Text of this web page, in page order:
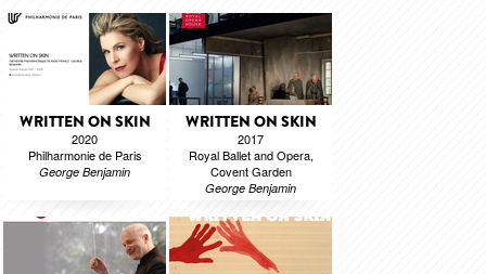
WRITTEN ON SKIN
2020
Philharmonie de Paris
George Benjamin
WRITTEN ON SKIN
2017
Royal Ballet and Opera,
Covent Garden
George Benjamin